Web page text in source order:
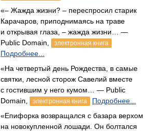
«– Жажда жизни? – переспросил старик
Карачаров, приподнимаясь на траве
и открывая глаза, – жажда жизни… —
Public Domain,
электронная книга
Подробнее...
«На четвертый день Рождества, в самые
святки, лесной сторож Савелий вместе
с гостившим у него кумом… — Public
Domain,
электронная книга
Подробнее...
«Епифорка возвращался с базара верхом
на новокупленной лошади. Он болтался